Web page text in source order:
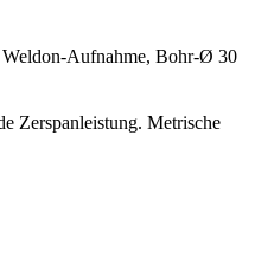
Aufnahme, Bohr-Ø 30
Zerspanleistung. Metrische